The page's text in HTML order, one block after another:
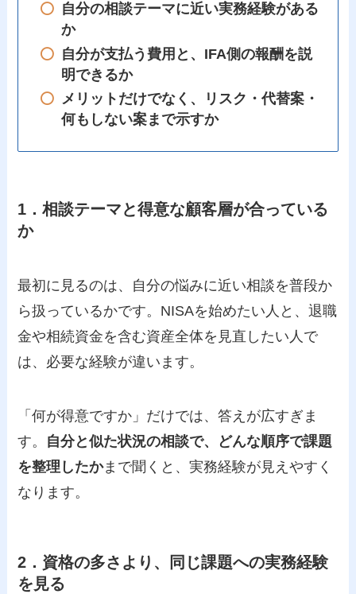
自分の相談テーマに近い実務経験がある
か
自分が支払う費用と、IFA側の報酬を説
明できるか
メリットだけでなく、リスク・代替案・
何もしない案まで示すか
1．相談テーマと得意な顧客層が合っている
か
最初に見るのは、自分の悩みに近い相談を普段か
ら扱っているかです。NISAを始めたい人と、退職
金や相続資金を含む資産全体を見直したい人で
は、必要な経験が違います。
「何が得意ですか」だけでは、答えが広すぎま
す。 自分と似た状況の相談で、どんな順序で課題
を整理したかまで聞くと、実務経験が見えやすく
なります。
2．資格の多さより、同じ課題への実務経験
を見る